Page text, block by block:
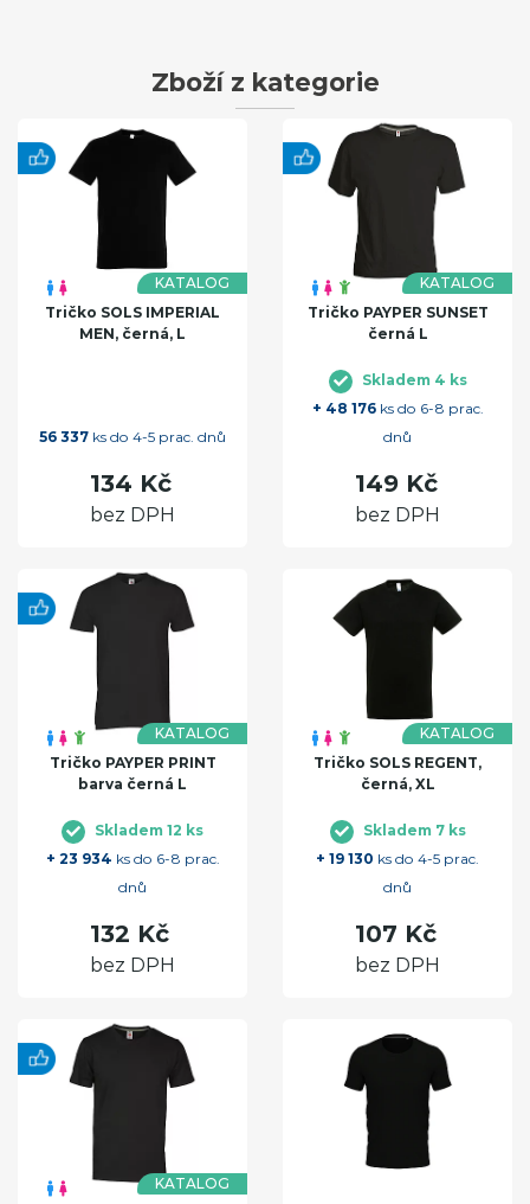
Zboží z kategorie
KATALOG
Tričko SOLS IMPERIAL
MEN, černá, L
56 337 ks do 4-5 prac. dnů
134 Kč
bez DPH
KATALOG
Tričko PAYPER SUNSET
černá L
Skladem 4 ks
+ 48 176ks do 6-8 prac.
dnů
149 Kč
bez DPH
KATALOG
Tričko PAYPER PRINT
barva černá L
Skladem 12 ks
+ 23 934 ks do 6-8 prac.
dnů
132 Kč
bez DPH
KATALOG
Tričko SOLS REGENT,
černá, XL
Skladem 7 ks
+ 19 130 ks do 4-5 prac.
dnů
107 Kč
bez DPH
KATALOG